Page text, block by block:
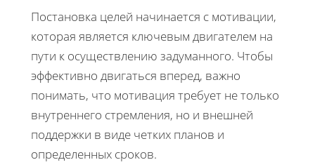
Постановка целей начинается с мотивации,
которая является ключевым двигателем на
пути к осуществлению задуманного. Чтобы
эффективно двигаться вперед, важно
понимать, что мотивация требует не только
внутреннего стремления, но и внешней
поддержки в виде четких планов и
определенных сроков.